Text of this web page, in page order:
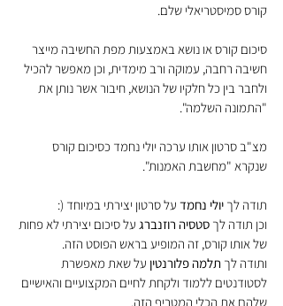
קורס סמיסטריאלי שלם.
סיכום קורס או נושא באמצעות מפת החשיבה מייצר
חשיבה רחבה, עמוקה ורב מימדית, וכן מאפשר להכיל
ולחבר בין כל חלקיו של הנושא, חיבור אשר נותן את
"התמונה השלמה".
מצ"ב סרטון אותו ערכה יולי נחמד כסיכום קורס
שנקרא "מחשבת האמנות".
תודה לך יולי נחמד על סרטון יצירתי במיוחד (:
וכן תודה לך סטסיה רוזנברג על סיכום יצירתי לא פחות
של אותו קורס, זה המופיע בראש הפוסט הזה.
ותודה לך תלמה פלורנטין על שאת מאפשרת
לסטודנטים ללמוד ולקחת לחיים המקצועיים והאישיים
שלהם את הכלי המטריף הזה.